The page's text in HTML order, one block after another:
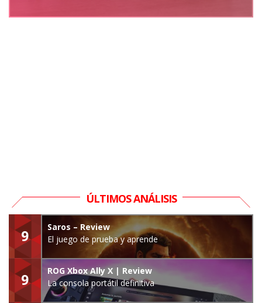
ÚLTIMOS ANÁLISIS
9
Saros – Review
El juego de prueba y aprende
9
ROG Xbox Ally X | Review
La consola portátil definitiva